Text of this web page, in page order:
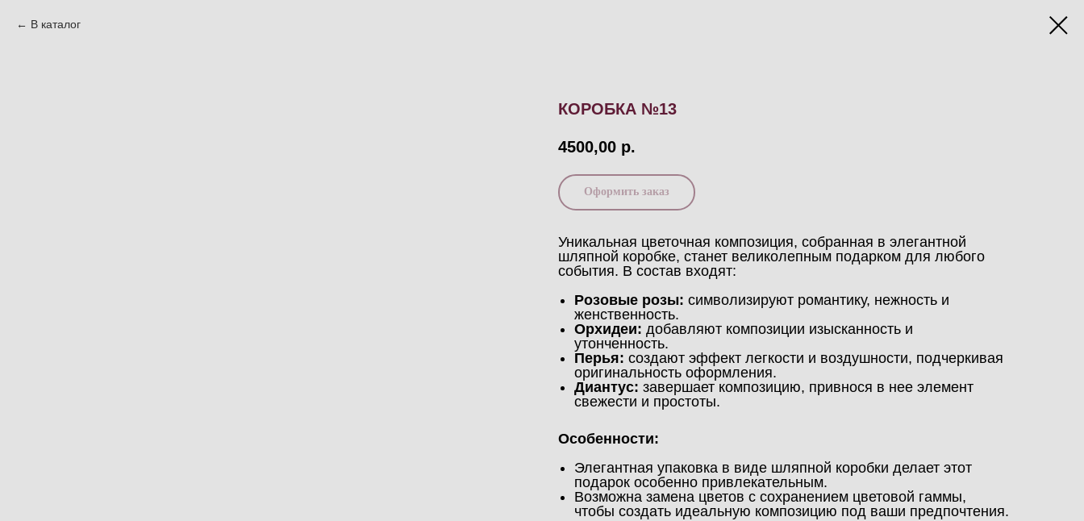
В каталог
КОРОБКА №13
4500,00 р.
Оформить заказ
Уникальная цветочная композиция, собранная в элегантной
шляпной коробке, станет великолепным подарком для любого
события. В состав входят:
Розовые розы: символизируют романтику, нежность и
женственность.
Орхидеи: добавляют композиции изысканность и
утонченность.
Перья: создают эффект легкости и воздушности, подчеркивая
оригинальность оформления.
Диантус: завершает композицию, привнося в нее элемент
свежести и простоты.
Особенности:
Элегантная упаковка в виде шляпной коробки делает этот
подарок особенно привлекательным.
Возможна замена цветов с сохранением цветовой гаммы,
чтобы создать идеальную композицию под ваши предпочтения.